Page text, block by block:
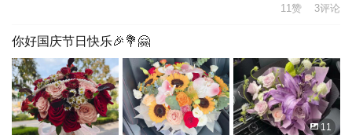
11赞 3评论
你好国庆节日快乐🎉💐🤗
11